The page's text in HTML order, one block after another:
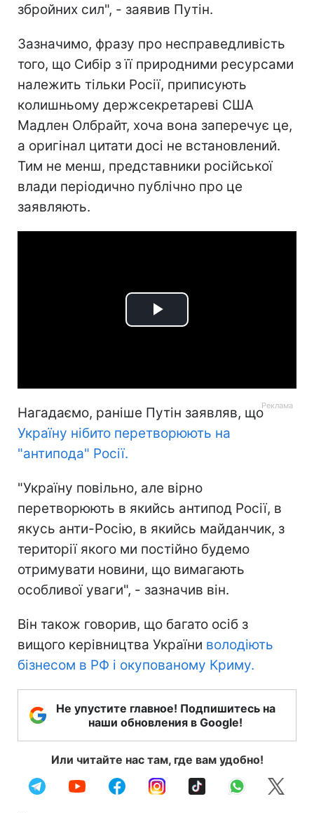
збройних сил", - заявив Путін.
Зазначимо, фразу про несправедливість
того, що Сибір з її природними ресурсами
належить тільки Росії, приписують
колишньому держсекретареві США
Мадлен Олбрайт, хоча вона заперечує це,
а оригінал цитати досі не встановлений.
Тим не менш, представники російської
влади періодично публічно про це
заявляють.
Play
Нагадаємо, раніше Путін заявляв, що
Україну нібито перетворюють на
"антипода" Росії.
"Україну повільно, але вірно
перетворюють в якийсь антипод Росії, в
якусь анти-Росію, в якийсь майданчик, з
території якого ми постійно будемо
отримувати новини, що вимагають
особливої уваги", - зазначив він.
Він також говорив, що багато осіб з
вищого керівництва України володіють
бізнесом в РФ і окупованому Криму.
Не упустите главное! Подпишитесь на
наши обновления в Google!
Или читайте нас там, где вам удобно!